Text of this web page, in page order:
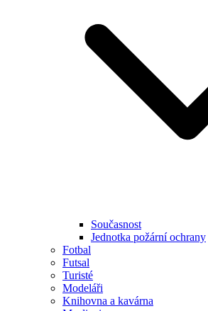
Současnost
Jednotka požární ochrany
Fotbal
Futsal
Turisté
Modeláři
Knihovna a kavárna